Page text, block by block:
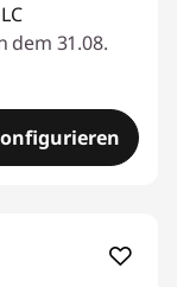
dem 31.08.